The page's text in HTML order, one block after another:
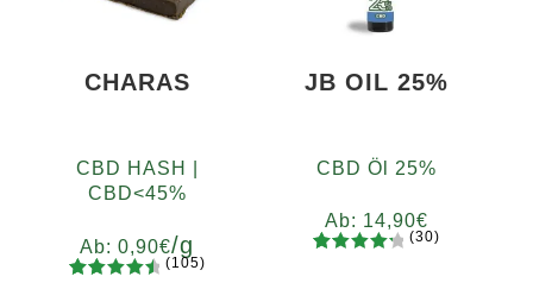
Kundenb
ewertung
CHARAS
CBD HASH |
CBD<45%
Ab:0,90€/g
(105)
JB OIL 25%
CBD Öl 25%
Ab: 14,90€
(30)